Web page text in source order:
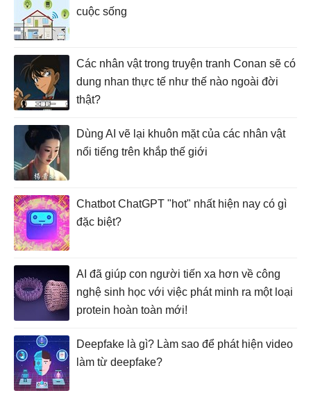
cuộc sống
Các nhân vật trong truyện tranh Conan sẽ có
dung nhan thực tế như thế nào ngoài đời
thật?
Dùng AI vẽ lại khuôn mặt của các nhân vật
nổi tiếng trên khắp thế giới
Chatbot ChatGPT "hot" nhất hiện nay có gì
đặc biệt?
AI đã giúp con người tiến xa hơn về công
nghệ sinh học với việc phát minh ra một loại
protein hoàn toàn mới!
Deepfake là gì? Làm sao để phát hiện video
làm từ deepfake?